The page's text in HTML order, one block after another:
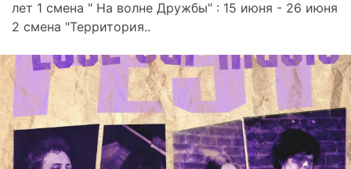
лет 1 смена " На волне Дружбы" : 15 июня - 26 июня
2 смена "Территория..